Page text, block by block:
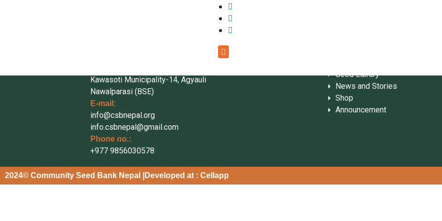
Let us conserve and exchange
Kawasoti Municipality-14, Agyauli
Nawalparasi (BSE)
E-mail:
info@csbnepal.org
info.csbnepal@gmail.com
Phone no.:
+977 9856030578
Seed Library
News and Stories
Shop
Announcement
2024© Community Seed Bank Nepal | Developed at : Cellapp